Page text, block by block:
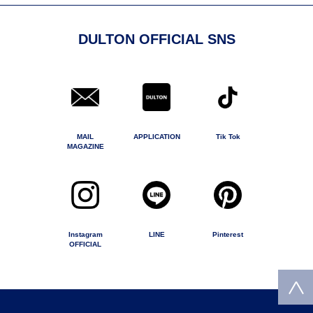
DULTON OFFICIAL SNS
MAIL
MAGAZINE
APPLICATION Tik Tok
Instagram
OFFICIAL
LINE Pinterest